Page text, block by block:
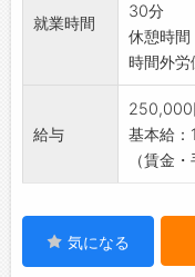
就業時間
30分
休憩時
時間外
給与
250,000
基本給
（賃金
気になる